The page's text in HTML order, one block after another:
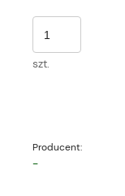
szt.
Producent:
-